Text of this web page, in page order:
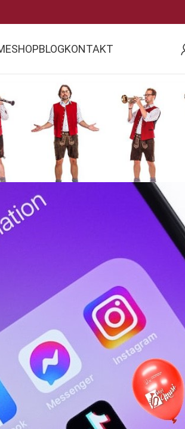
SHOPBLOGKONTAKT
in den sozialen Medien
On 6. Oktober 2022